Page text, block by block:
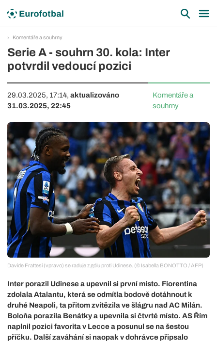
Komentáře a souhrny
Serie A - souhrn 30. kola: Inter
potvrdil vedoucí pozici
29.03.2025, 17:14, aktualizováno
31.03.2025, 22:45
Komentáře a
souhrny
Davide Frattesi (vpravo) se raduje z gólu proti Udinese. (© Isabella BONOTTO / AFP)
Inter porazil Udinese a upevnil si první místo. Fiorentina
zdolala Atalantu, která se odmítla bodově dotáhnout k
druhé Neapoli, ta přitom zvítězila ve šlágru nad AC Milán.
Boloňa porazila Benátky a upevnila si čtvrté místo. AS Řím
naplnil pozici favorita v Lecce a posunul se na šestou
příčku. Další zaváhání si naopak v dohrávce připsalo